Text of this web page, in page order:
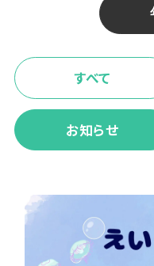
すべて
お知らせ